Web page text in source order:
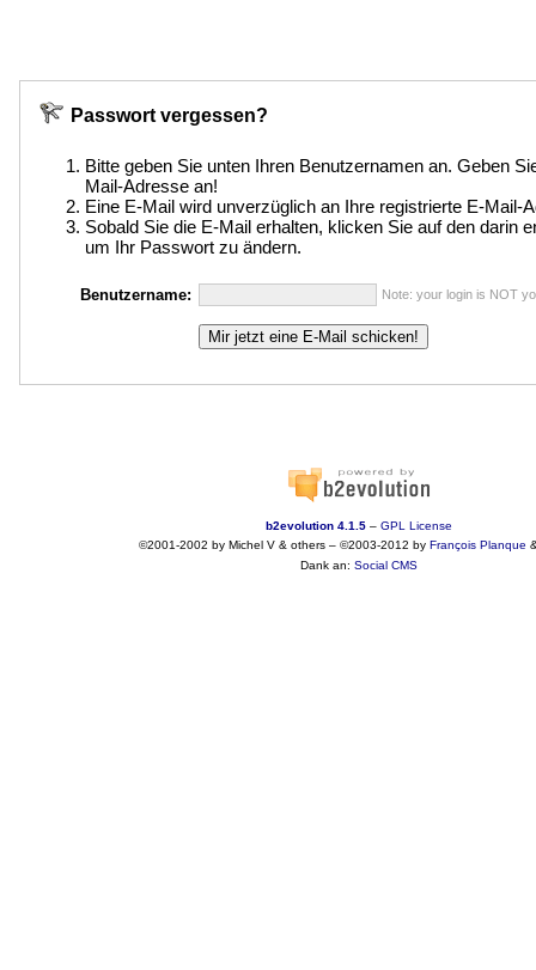
Passwort vergessen?
Bitte geben Sie unten Ihren Benutzernamen an. Geben
Mail-Adresse an!
Eine E-Mail wird unverzüglich an Ihre registrierte E-Mail-
Sobald Sie die E-Mail erhalten, klicken Sie auf den darin
um Ihr Passwort zu ändern.
Benutzername: Note: your login is NOT
b2evolution 4.1.5 – GPL License
©2001-2002 by Michel V & others– ©2003-2012 by François Planque
Dank an: Social CMS